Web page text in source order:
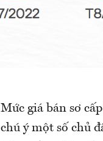
Mức giá bán sơ
chú ý một số chủ